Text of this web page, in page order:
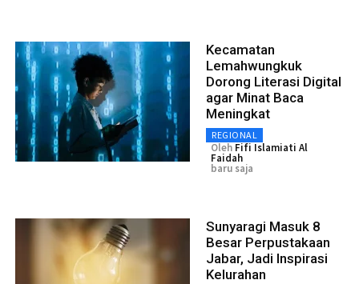
Kecamatan
Lemahwungkuk
Dorong Literasi Digital
agar Minat Baca
Meningkat
REGIONAL
Oleh Fifi Islamiati Al
Faidah
baru saja
Sunyaragi Masuk 8
Besar Perpustakaan
Jabar, Jadi Inspirasi
Kelurahan